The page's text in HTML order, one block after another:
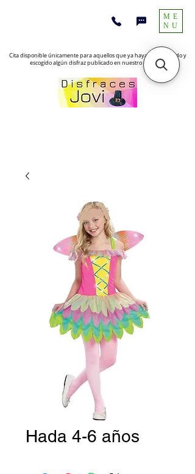
Cita disponible únicamente para aquellos que ya hayan encontrado y
escogido algún disfraz publicado en nuestro sitio web
ME
NU
Hada 4-6 años